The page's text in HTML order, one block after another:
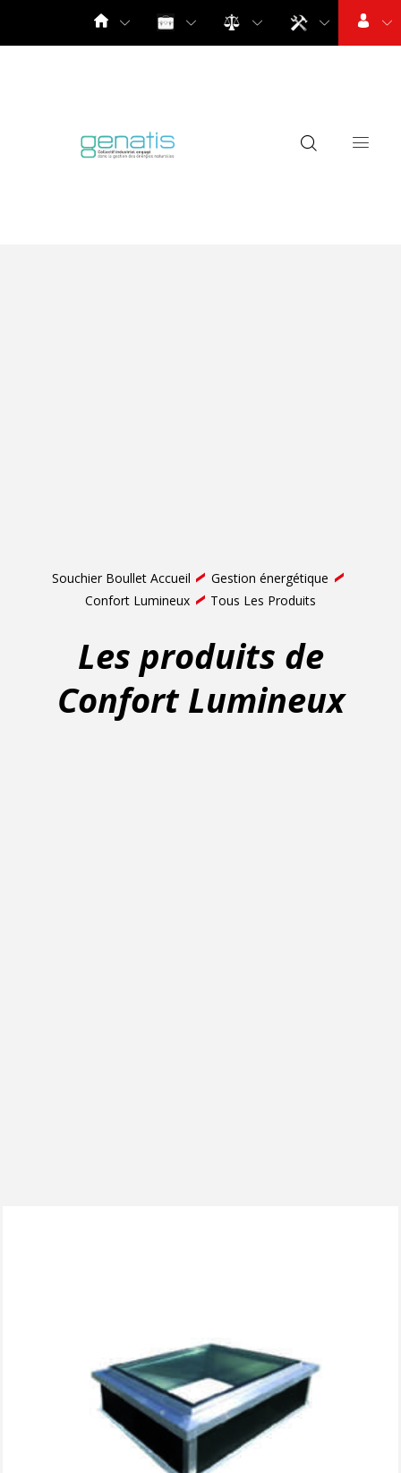
Souchier Boullet Accueil
Gestion énergétique
Confort Lumineux
Tous Les Produits
Les produits de
Confort Lumineux